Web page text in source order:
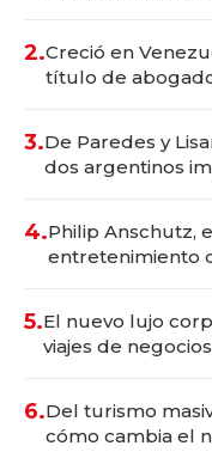
2.Creció en
título de
3.De Paredes y
dos argentinos
4.Philip Anschutz,
entretenimiento
5.El nuevo lujo
viajes de
6.Del turismo
cómo cambia el